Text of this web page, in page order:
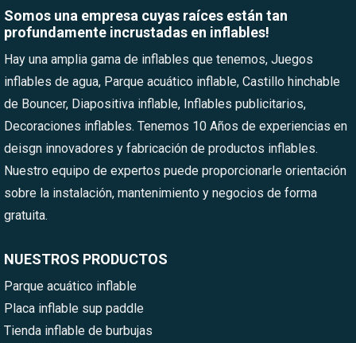
Somos una empresa cuyas raíces están tan
profundamente incrustadas en inflables!
Hay una amplia gama de inflables que tenemos, Juegos
inflables de agua, Parque acuático inflable, Castillo hinchable
de Bouncer, Diapositiva inflable, Inflables publicitarios,
Decoraciones inflables. Tenemos 10 Años de experiencias en
deisgn innovadores y fabricación de productos inflables.
Nuestro equipo de expertos puede proporcionarle orientación
sobre la instalación, mantenimiento y negocios de forma
gratuita.
NUESTROS PRODUCTOS
Parque acuático inflable
Placa inflable sup paddle
Tienda inflable de burbujas